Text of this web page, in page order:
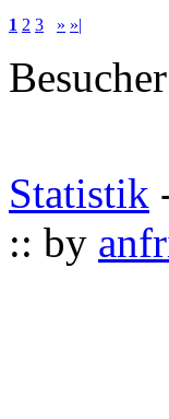
1 2 3 » »|
Statistik
:: by